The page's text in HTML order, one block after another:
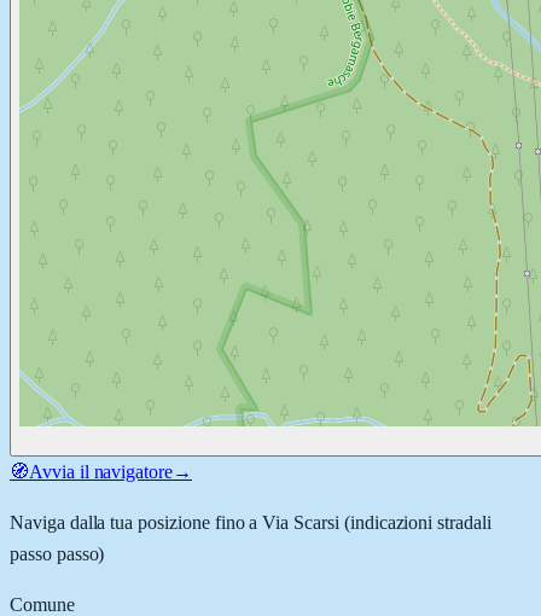
🧭Avvia il navigatore→
Naviga dalla tua posizione fino aVia Scarsi (indicazioni stradali
passo passo)
Comune